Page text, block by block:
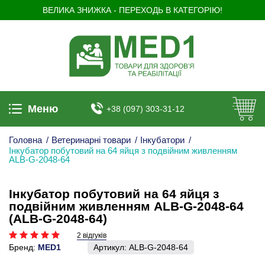
ВЕЛИКА ЗНИЖКА - ПЕРЕХОДЬ В КАТЕГОРІЮ!
Меню +38 (097) 303-31-12
Головна / Ветеринарні товари / Інкубатори /
Інкубатор побутовий на 64 яйця з подвійним живленням
ALB-G-2048-64
Інкубатор побутовий на 64 яйця з
подвійним живленням ALB-G-2048-64
(ALB-G-2048-64)
2 відгуків
Бренд: MED1 Артикул: ALB-G-2048-64